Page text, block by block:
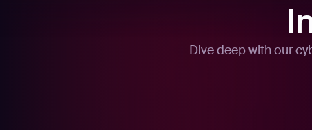
Dive deep with our